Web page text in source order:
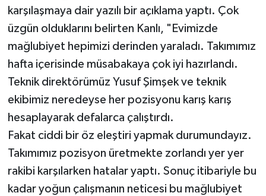
karşılaşmaya dair yazılı bir açıklama yaptı. Çok
üzgün olduklarını belirten Kanlı, "Evimizde
mağlubiyet hepimizi derinden yaraladı. Takımımız
hafta içerisinde müsabakaya çok iyi hazırlandı.
Teknik direktörümüz Yusuf Şimşek ve teknik
ekibimiz neredeyse her pozisyonu karış karış
hesaplayarak defalarca çalıştırdı.
Fakat ciddi bir öz eleştiri yapmak durumundayız.
Takımımız pozisyon üretmekte zorlandı yer yer
rakibi karşılarken hatalar yaptı. Sonuç itibariyle bu
kadar yoğun çalışmanın neticesi bu mağlubiyet